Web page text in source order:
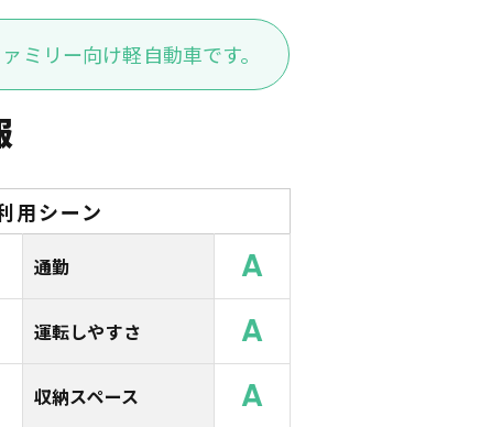
ミリー向け軽自動車です。
用シーン
通勤 A
運転しやすさ A
収納スペース A